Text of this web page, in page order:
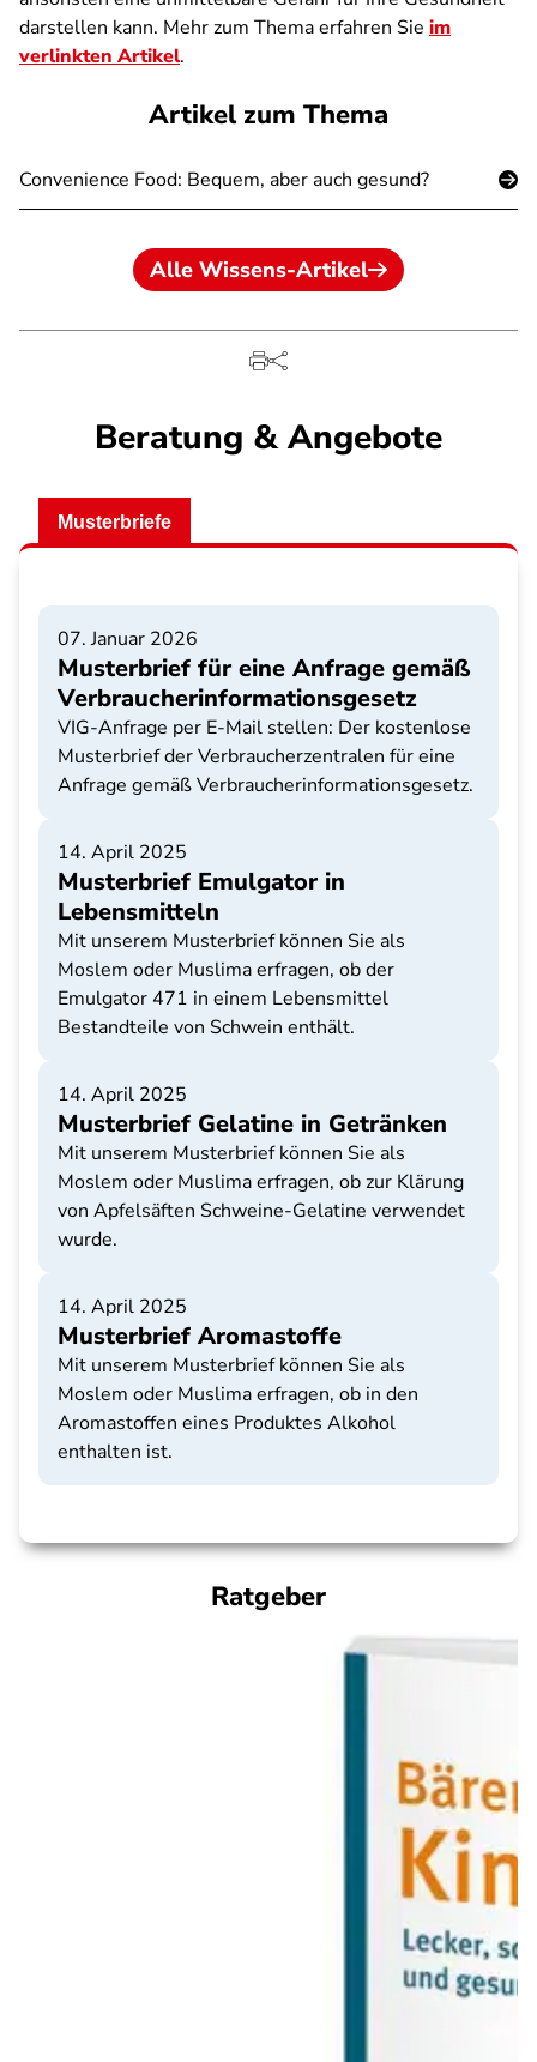
darstellen kann. Mehr zum Thema erfahren Sie im
verlinkten Artikel.
Artikel zum Thema
Convenience Food: Bequem, aber auch gesund?
Alle Wissens-Artikel
Beratung & Angebote
Musterbriefe
07. Januar 2026
Musterbrief für eine Anfrage gemäß
Verbraucherinformationsgesetz
VIG-Anfrage per E-Mail stellen: Der kostenlose
Musterbrief der Verbraucherzentralen für eine
Anfrage gemäß Verbraucherinformationsgesetz.
14. April 2025
Musterbrief Emulgator in
Lebensmitteln
Mit unserem Musterbrief können Sie als
Moslem oder Muslima erfragen, ob der
Emulgator 471 in einem Lebensmittel
Bestandteile von Schwein enthält.
14. April 2025
Musterbrief Gelatine in Getränken
Mit unserem Musterbrief können Sie als
Moslem oder Muslima erfragen, ob zur Klärung
von Apfelsäften Schweine-Gelatine verwendet
wurde.
14. April 2025
Musterbrief Aromastoffe
Mit unserem Musterbrief können Sie als
Moslem oder Muslima erfragen, ob in den
Aromastoffen eines Produktes Alkohol
enthalten ist.
Ratgeber